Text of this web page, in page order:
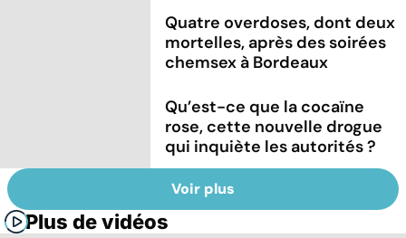
Quatre overdoses, dont deux
mortelles, après des soirées
chemsex à Bordeaux
Qu’est-ce que la cocaïne
rose, cette nouvelle drogue
qui inquiète les autorités ?
Voir plus
Plus de vidéos